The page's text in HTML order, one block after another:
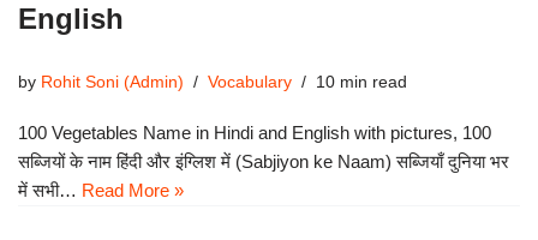
English
by Rohit Soni (Admin) Vocabulary 10 min read
100 Vegetables Name in Hindi and English with pictures, 100
सब्जियों के नाम हिंदी और इंग्लिश में (Sabjiyon ke Naam) सब्जियाँ दुनिया भर
में सभी… Read More »